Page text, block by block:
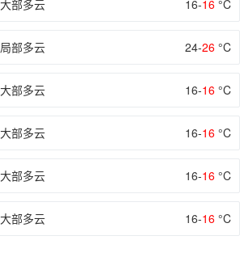
大部多云 16-16 °C
局部多云 24-26 °C
大部多云 16-16 °C
大部多云 16-16 °C
大部多云 16-16 °C
大部多云 16-16 °C